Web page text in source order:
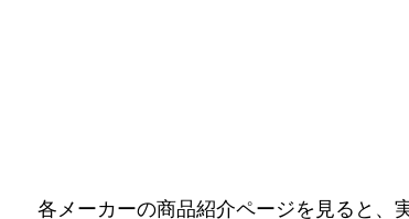
各メーカーの商品紹介ページを見ると、